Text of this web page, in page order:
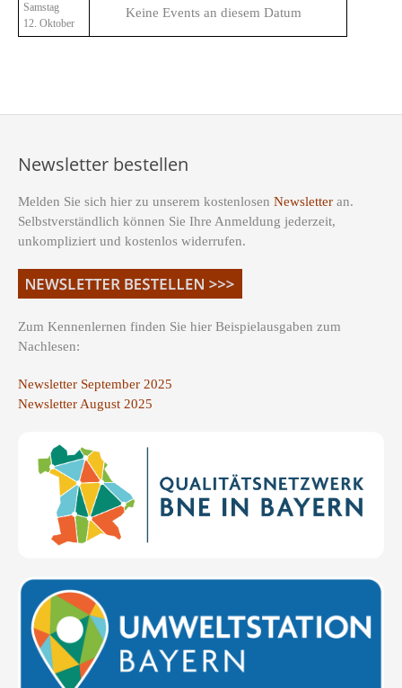
Samstag
12. Oktober
Keine Events an diesem Datum
Newsletter bestellen
Melden Sie sich hier zu unserem kostenlosen Newsletter an.
Selbstverständlich können Sie Ihre Anmeldung jederzeit,
unkompliziert und kostenlos widerrufen.
Zum Kennenlernen finden Sie hier Beispielausgaben zum
Nachlesen:
Newsletter September 2025
Newsletter August 2025